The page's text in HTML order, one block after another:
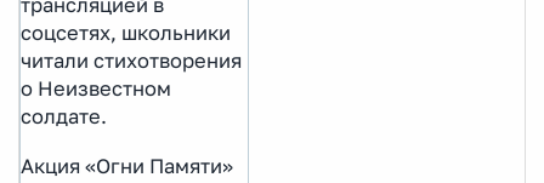
трансляцией в
соцсетях, школьники
читали стихотворения
о Неизвестном
солдате.
Акция «Огни Памяти»